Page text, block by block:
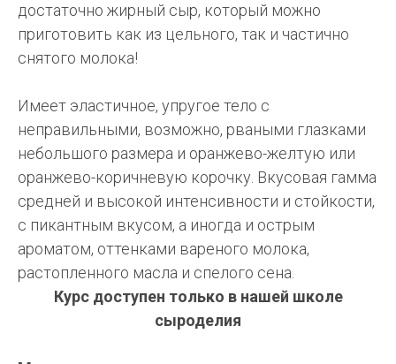
достаточно жирный сыр, который можно
приготовить как из цельного, так и частично
снятого молока!
Имеет эластичное, упругое тело с
неправильными, возможно, рваными глазками
небольшого размера и оранжево-желтую или
оранжево-коричневую корочку. Вкусовая гамма
средней и высокой интенсивности и стойкости,
с пикантным вкусом, а иногда и острым
ароматом, оттенками вареного молока,
растопленного масла и спелого сена.
Курс доступен только в нашей школе
сыроделия